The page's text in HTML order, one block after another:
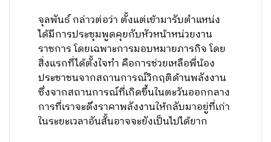
จุลพันธ์ กล่าวต่อว่า ตั้งแต่เข้ามารับตำแหน่ง
ได้มีการประชุมพูดคุยกับหัวหน้าหน่วยงาน
ราชการ โดยเฉพาะการมอบหมายภารกิจ โดย
สิ่งแรกที่ได้ตั้งใจทำ คือการช่วยเหลือพี่น้อง
ประชาชนจากสถานการณ์วิกฤติด้านพลังงาน
ซึ่งจากสถานการณ์ที่เกิดขึ้นในตะวันออกกลาง
การที่เราจะดึงราคาพลังงานให้กลับมาอยู่ที่เก่า
ในระยะเวลาอันสั้นอาจจะยังเป็นไปได้ยาก